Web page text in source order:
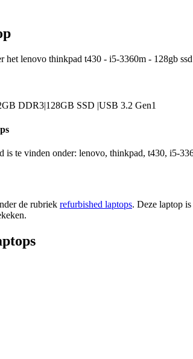
het lenovo thinkpad t430 - i5-3360m - 128gb
DDR3|128GB SSD |USB 3.2 Gen1
te vinden onder: lenovo, thinkpad, t430, i5-
de rubriek refurbished laptops. Deze laptop